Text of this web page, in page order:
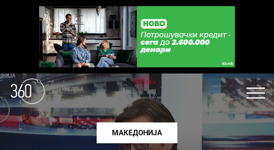
МАКЕДОНИЈА